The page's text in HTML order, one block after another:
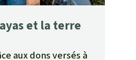
et la terre
aux dons versés à